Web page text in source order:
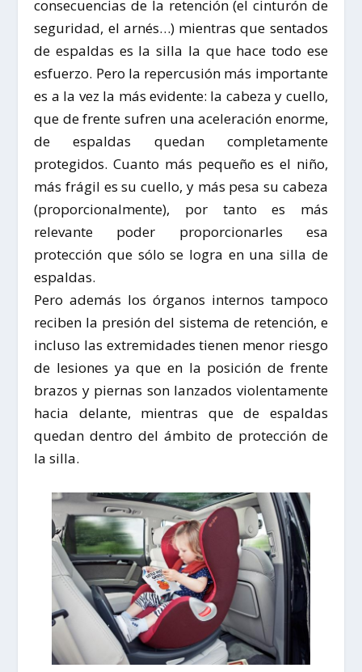
consecuencias de la retención (el cinturón de
seguridad, el arnés…) mientras que sentados
de espaldas es la silla la que hace todo ese
esfuerzo. Pero la repercusión más importante
es a la vez la más evidente: la cabeza y cuello,
que de frente sufren una aceleración enorme,
de espaldas quedan completamente
protegidos. Cuanto más pequeño es el niño,
más frágil es su cuello, y más pesa su cabeza
(proporcionalmente), por tanto es más
relevante poder proporcionarles esa
protección que sólo se logra en una silla de
espaldas.
Pero además los órganos internos tampoco
reciben la presión del sistema de retención, e
incluso las extremidades tienen menor riesgo
de lesiones ya que en la posición de frente
brazos y piernas son lanzados violentamente
hacia delante, mientras que de espaldas
quedan dentro del ámbito de protección de
la silla.